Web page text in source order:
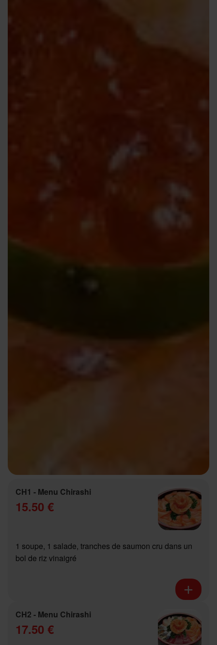
CH1 - Menu Chirashi
15.50 €
1 soupe, 1 salade, tranches de saumon cru dans un
bol de riz vinaigré
CH2 - Menu Chirashi
17.50 €